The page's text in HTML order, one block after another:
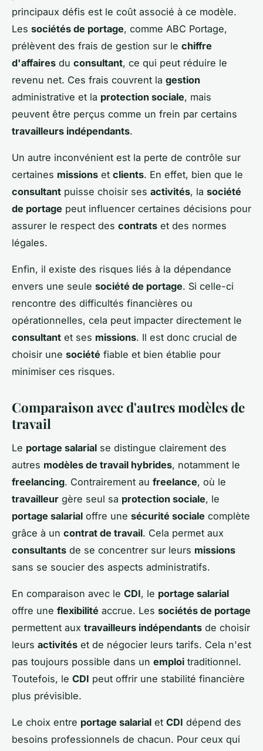
principaux défis est le coût associé à ce modèle.
Les sociétés de portage, comme ABC Portage,
prélèvent des frais de gestion sur le chiffre
d'affaires du consultant, ce qui peut réduire le
revenu net. Ces frais couvrent la gestion
administrative et la protection sociale, mais
peuvent être perçus comme un frein par certains
travailleurs indépendants.
Un autre inconvénient est la perte de contrôle sur
certaines missions et clients. En effet, bien que le
consultant puisse choisir ses activités, la société
de portage peut influencer certaines décisions pour
assurer le respect des contrats et des normes
légales.
Enfin, il existe des risques liés à la dépendance
envers une seule société de portage. Si celle-ci
rencontre des difficultés financières ou
opérationnelles, cela peut impacter directement le
consultant et ses missions. Il est donc crucial de
choisir une société fiable et bien établie pour
minimiser ces risques.
Comparaison avec d'autres modèles de
travail
Le portage salarial se distingue clairement des
autres modèles de travail hybrides, notamment le
freelancing. Contrairement au freelance, où le
travailleur gère seul sa protection sociale, le
portage salarial offre une sécurité sociale complète
grâce à un contrat de travail. Cela permet aux
consultants de se concentrer sur leurs missions
sans se soucier des aspects administratifs.
En comparaison avec le CDI, le portage salarial
offre une flexibilité accrue. Les sociétés de portage
permettent aux travailleurs indépendants de choisir
leurs activités et de négocier leurs tarifs. Cela n'est
pas toujours possible dans un emploi traditionnel.
Toutefois, le CDI peut offrir une stabilité financière
plus prévisible.
Le choix entre portage salarial et CDI dépend des
besoins professionnels de chacun. Pour ceux qui